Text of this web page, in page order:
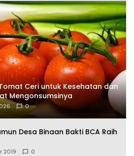
Ceri untuk Kesehatan dan
Mengonsumsinya
0
Desa Binaan Bakti BCA Raih
2019 0